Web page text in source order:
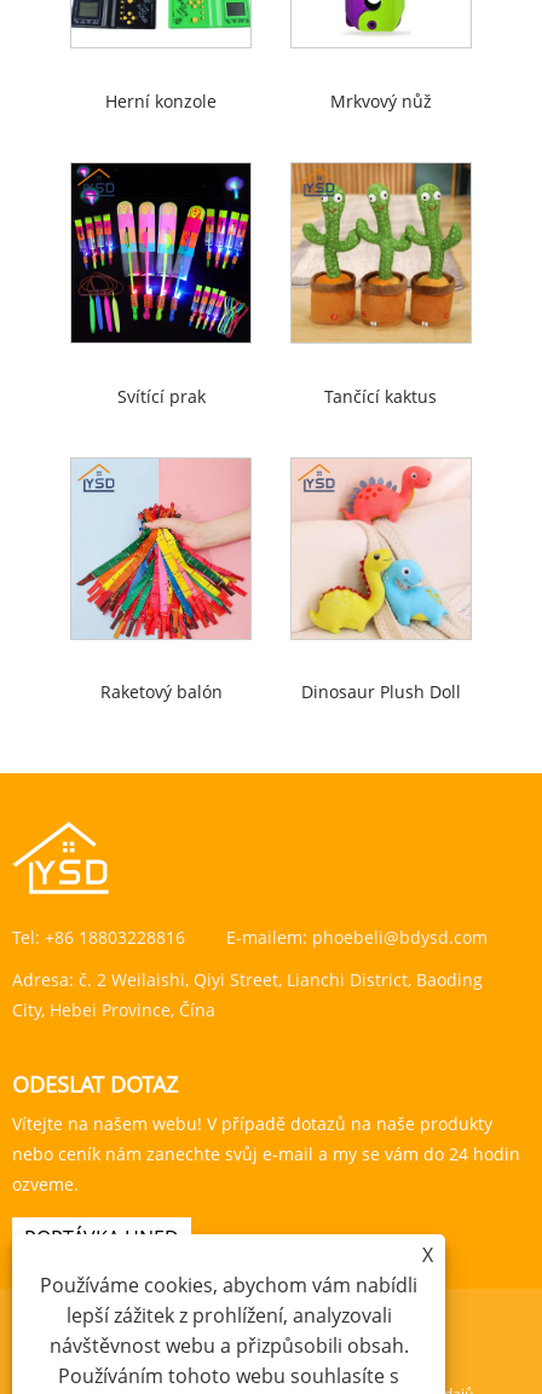
Herní konzole Mrkvový nůž
Svítící prak Tančící kaktus
Raketový balón Dinosaur Plush Doll
Tel: +86 18803228816 E-mailem: phoebeli@bdysd.com
Adresa: č. 2 Weilaishi, Qiyi Street, Lianchi District, Baoding
City, Hebei Province, Čína
ODESLAT DOTAZ
Vítejte na našem webu! V případě dotazů na naše produkty
nebo ceník nám zanechte svůj e-mail a my se vám do 24 hodin
ozveme.
POPTÁVKA HNED
X
Používáme cookies, abychom vám nabídli
lepší zážitek z prohlížení, analyzovali
návštěvnost webu a přizpůsobili obsah.
Používáním tohoto webu souhlasíte s